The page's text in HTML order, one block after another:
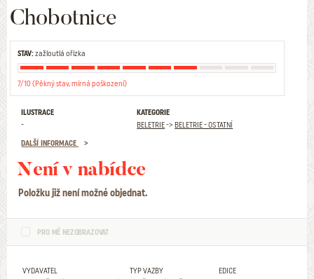
Chobotnice
STAV:zažloutlá ořízka
7/10 (Pěkný stav, mírná poškození)
ILUSTRACE
-
KATEGORIE
BELETRIE->BELETRIE - OSTATNÍ
DALŠÍ INFORMACE
Není v nabídce
Položku již není možné objednat.
PRO MĚ NEZOBRAZOVAT
VYDAVATEL
TYP VAZBY
EDICE